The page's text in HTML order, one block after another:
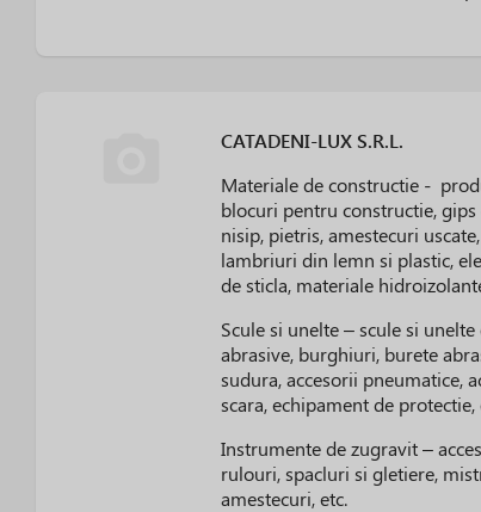
CATADENI-LUX S.R.L.
Materiale de constructie -
blocuri pentru constructie,
nisip, pietris, amestecuri
lambriuri din lemn si plastic,
de sticla, materiale
Scule si unelte – scule si
abrasive, burghiuri, burete
sudura, accesorii pneumatice,
scara, echipament de protectie,
Instrumente de zugravit –
rulouri, spacluri si gletiere,
amestecuri, etc.